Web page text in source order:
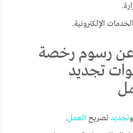
الإلكترونية.
عن رسوم رخصة
تجديد
تجديد تصريح العمل.